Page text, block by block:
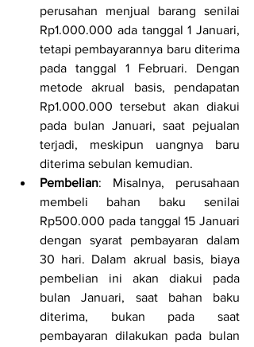
perusahan menjual barang senilai
Rp1.000.000 ada tanggal 1 Januari,
tetapi pembayarannya baru diterima
pada tanggal 1 Februari. Dengan
metode akrual basis, pendapatan
Rp1.000.000 tersebut akan diakui
pada bulan Januari, saat pejualan
terjadi, meskipun uangnya baru
diterima sebulan kemudian.
Pembelian: Misalnya, perusahaan
membeli bahan baku senilai
Rp500.000 pada tanggal 15 Januari
dengan syarat pembayaran dalam
30 hari. Dalam akrual basis, biaya
pembelian ini akan diakui pada
bulan Januari, saat bahan baku
diterima, bukan pada saat
pembayaran dilakukan pada bulan